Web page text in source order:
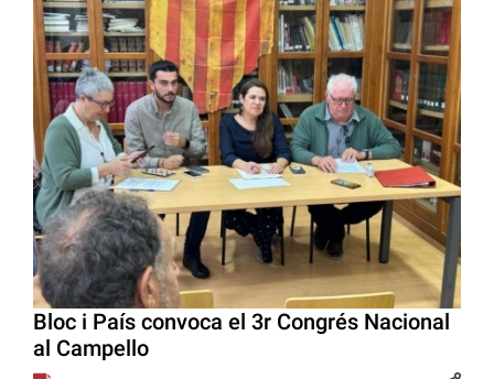
Bloc i País convoca el 3r Congrés Nacional
al Campello